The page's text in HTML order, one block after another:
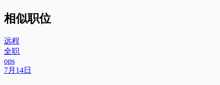
相似职位
远程
全职
ops
7月14日